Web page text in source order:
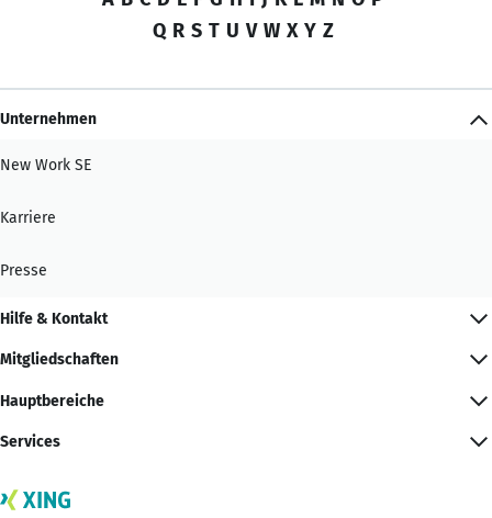
Q R S T U V W X Y Z
Unternehmen
New Work SE
Karriere
Presse
Hilfe & Kontakt
Mitgliedschaften
Hauptbereiche
Services